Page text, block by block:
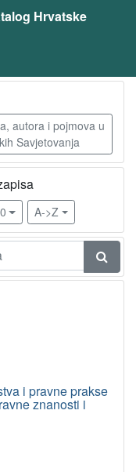
Hrvatske
autora i pojmova u
Savjetovanja
A->Z
i pravne prakse
znanosti i